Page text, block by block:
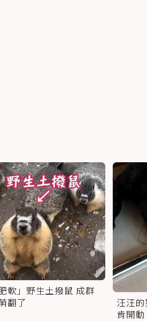
軟」野生土撥鼠 成群
翻了
汪汪
肯開動